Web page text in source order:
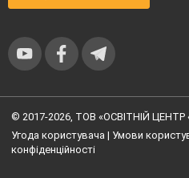
© 2017-2026, ТОВ «ОСВІТНІЙ ЦЕНТР
Угода користувача | Умови
конфіденційності